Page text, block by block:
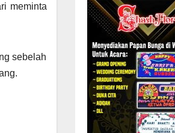
meminta
sebelah